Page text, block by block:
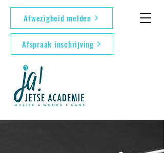
Afwezigheid melden
Afspraak inschrijving